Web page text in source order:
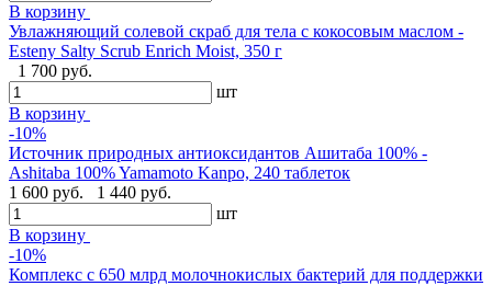
В корзину
Увлажняющий солевой скраб для тела с кокосовым маслом -
Esteny Salty Scrub Enrich Moist, 350 г
1 700 руб.
шт
В корзину
-10%
Источник природных антиоксидантов Ашитаба 100% -
Ashitaba 100% Yamamoto Kanpo, 240 таблеток
1 600 руб.
1 440 руб.
шт
В корзину
-10%
Комплекс с 650 млрд молочнокислых бактерий для поддержки